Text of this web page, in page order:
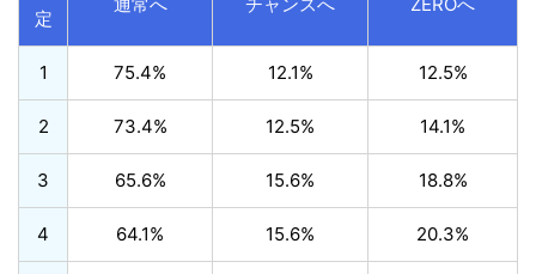
定
1 75.4% 12.1% 12.5%
2 73.4% 12.5% 14.1%
3 65.6% 15.6% 18.8%
4 64.1% 15.6% 20.3%